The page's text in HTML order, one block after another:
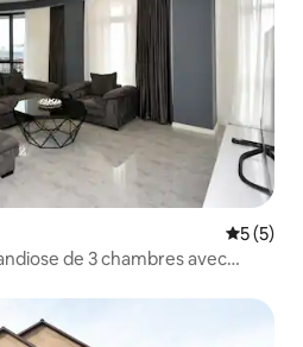
5 (5)
de 3 chambres avec